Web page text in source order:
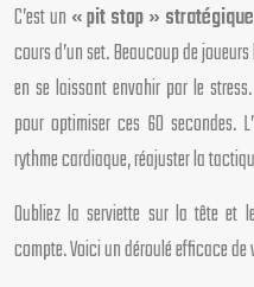
C’est un « pit stop » stratégique
cours d’un set. Beaucoup de
en se laissant envahir par le
pour optimiser ces 60 secondes.
rythme cardiaque, réajuster la
Oubliez la serviette sur la tête et
compte. Voici un déroulé efficace